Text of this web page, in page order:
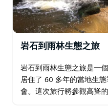
岩石到雨林生態之旅
岩石到雨林生態之旅是一
居住了 60 多年的當地生
會。這次旅行將參觀高聳